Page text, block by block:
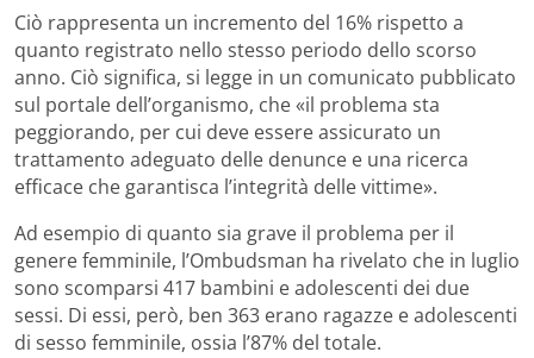
Ciò rappresenta un incremento del 16% rispetto a
quanto registrato nello stesso periodo dello scorso
anno. Ciò significa, si legge in un comunicato pubblicato
sul portale dell’organismo, che «il problema sta
peggiorando, per cui deve essere assicurato un
trattamento adeguato delle denunce e una ricerca
efficace che garantisca l’integrità delle vittime».
Ad esempio di quanto sia grave il problema per il
genere femminile, l’Ombudsman ha rivelato che in luglio
sono scomparsi 417 bambini e adolescenti dei due
sessi. Di essi, però, ben 363 erano ragazze e adolescenti
di sesso femminile, ossia l’87% del totale.